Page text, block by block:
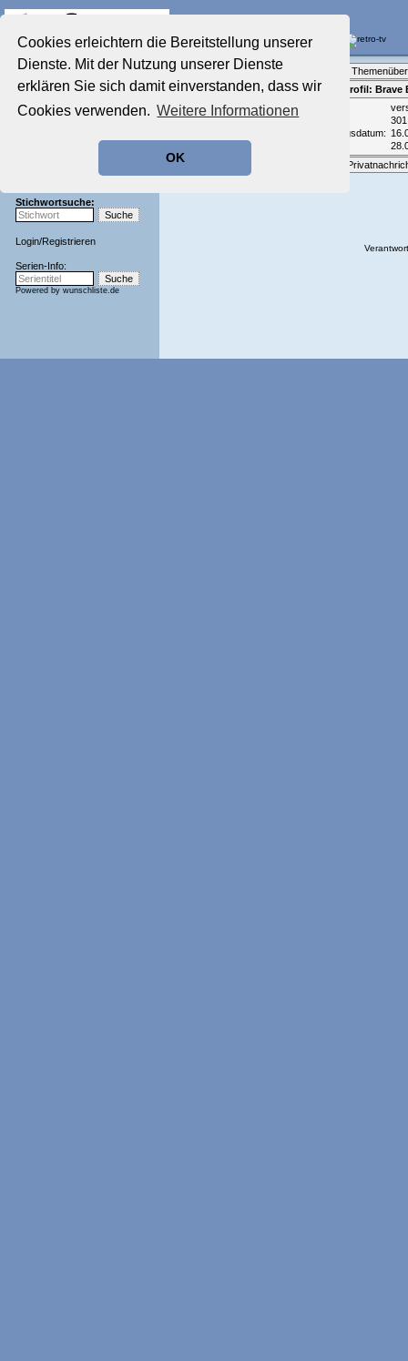
Cookies erleichtern die Bereitstellung unserer
Dienste. Mit der Nutzung unserer Dienste
erklären Sie sich damit einverstanden, dass wir
Cookies verwenden. Weitere Informationen
OK
Startseite
Aktuelles Forum
Film-Forum
Zeichentrick-Forum
Stichwortsuche:
Login/Registrieren
Serien-Info:
Powered by wunschliste.de
Teilnehmerprofil: Brave
Email:
Beiträge:
301
Registrierungsdatum: